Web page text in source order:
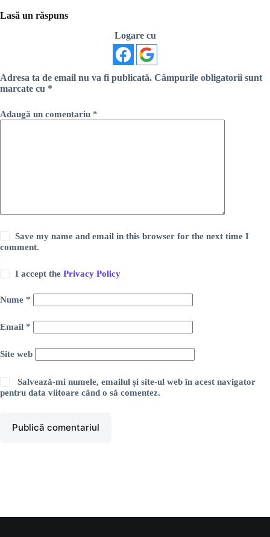
Lasă un răspuns
Logare cu
Adresa ta de email nu va fi publicată. Câmpurile obligatorii sunt
marcate cu *
Adaugă un comentariu *
Save my name and email in this browser for the next time I
comment.
I accept thePrivacy Policy
Nume *
Email *
Site web
Salvează-mi numele, emailul și site-ul web în acest navigator
pentru data viitoare când o să comentez.
Publică comentariul